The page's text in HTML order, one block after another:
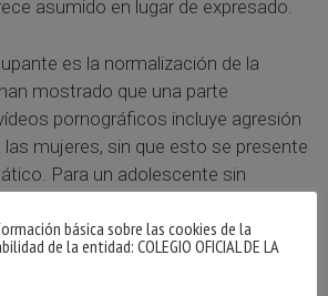
asumido en lugar de expresado.
es la normalización de la
mostrado que una parte
pornográficos incluye agresión
mujeres, sin que esto se presente
Para un adolescente sin
relaciones sanas, esta exposición
estas dinámicas como parte
la frontera entre deseo y
básica sobre las cookies de la
de la entidad: COLEGIO OFICIAL DE LA